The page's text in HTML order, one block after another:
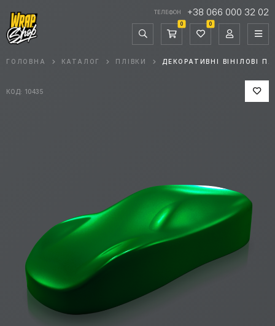
ТЕЛЕФОН +38 066 000 32 02
0 0
ГОЛОВНА КАТАЛОГ ПЛІВКИ ДЕКОРАТИВНІ ВІНІЛОВІ
КОД: 10435